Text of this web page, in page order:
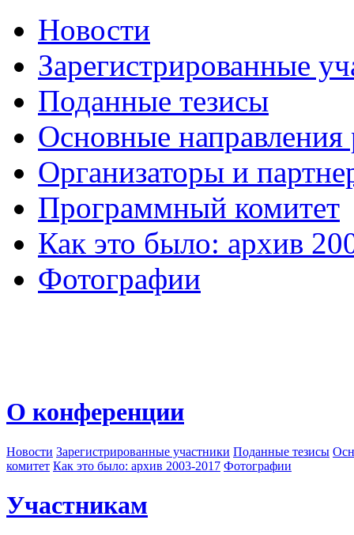
Новости
Зарегистрированные
Поданные тезисы
Основные направления
Организаторы и
Программный комитет
Как это было: архив
Фотографии
О конференции
Новости Зарегистрированные участники Поданные тезисы
комитет Как это было: архив 2003-2017 Фотографии
Участникам